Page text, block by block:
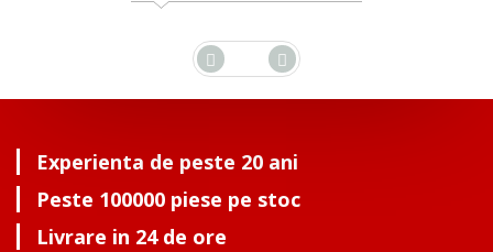
Experienta de peste 20 ani
Peste 100000 piese pe stoc
Livrare in 24 de ore